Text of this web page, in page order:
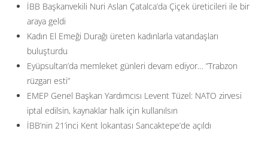
İBB Başkanvekili Nuri Aslan Çatalca’da Çiçek üreticileri ile bir
araya geldi
Kadın El Emeği Durağı üreten kadınlarla vatandaşları
buluşturdu
Eyüpsultan’da memleket günleri devam ediyor… ”Trabzon
rüzgarı esti”
EMEP Genel Başkan Yardımcısı Levent Tüzel: NATO zirvesi
iptal edilsin, kaynaklar halk için kullanılsın
İBB’nin 21’inci Kent lokantası Sancaktepe’de açıldı